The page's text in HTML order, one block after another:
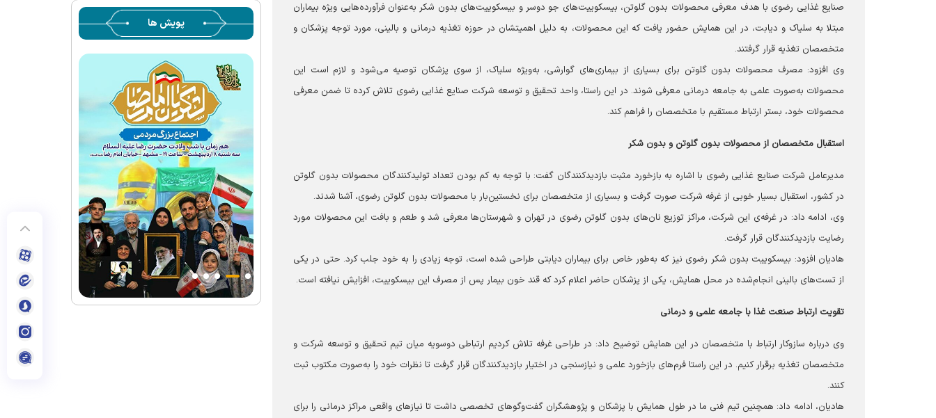
صنایع غذایی رضوی با هدف معرفی محصولات بدون گلوتن، بیسکوییت‌های جو دوسر و بیسکوییت‌های بدون شکر به‌عنوان فرآورده‌هایی ویژه بیماران
مبتلا به سلیاک و دیابت، در این همایش حضور یافت که این محصولات، به دلیل اهمیتشان در حوزه تغذیه درمانی و بالینی، مورد توجه پزشکان و
متخصصان تغذیه قرار گرفتند.
وی افزود: مصرف محصولات بدون گلوتن برای بسیاری از بیماری‌های گوارشی، به‌ویژه سلیاک، از سوی پزشکان توصیه می‌شود و لازم است این
محصولات به‌صورت علمی به جامعه درمانی معرفی شوند. در این راستا، واحد تحقیق و توسعه شرکت صنایع غذایی رضوی تلاش کرده تا ضمن معرفی
محصولات خود، بستر ارتباط مستقیم با متخصصان را فراهم کند.
استقبال متخصصان از محصولات بدون گلوتن و بدون شکر
مدیرعامل شرکت صنایع غذایی رضوی با اشاره به بازخورد مثبت بازدیدکنندگان گفت: با توجه به کم بودن تعداد تولیدکنندگان محصولات بدون گلوتن
در کشور، استقبال بسیار خوبی از غرفه شرکت صورت گرفت و بسیاری از متخصصان برای نخستین‌بار با محصولات بدون گلوتن رضوی، آشنا شدند.
وی، ادامه داد: در غرفه‌‌ی این شرکت، مراکز توزیع نان‌های بدون گلوتن رضوی در تهران و شهرستان‌ها معرفی شد و طعم و بافت این محصولات مورد
رضایت بازدیدکنندگان قرار گرفت.
هادیان افزود: بیسکوییت بدون شکر رضوی نیز که به‌طور خاص برای بیماران دیابتی طراحی شده است، توجه زیادی را به خود جلب کرد. حتی در یکی
از تست‌های بالینی انجام‌شده در محل همایش، یکی از پزشکان حاضر اعلام کرد که قند خون بیمار پس از مصرف این بیسکوییت، افزایش نیافته است.
تقویت ارتباط صنعت غذا با جامعه علمی و درمانی
وی درباره سازوکار ارتباط با متخصصان در این همایش توضیح داد: در طراحی غرفه تلاش کردیم ارتباطی دوسویه میان تیم تحقیق و توسعه شرکت و
متخصصان تغذیه برقرار کنیم. در این راستا فرم‌های بازخورد علمی و نیازسنجی در اختیار بازدیدکنندگان قرار گرفت تا نظرات خود را به‌صورت مکتوب ثبت
کنند.
هادیان، ادامه داد: همچنین تیم فنی ما در طول همایش با پزشکان و پژوهشگران گفت‌وگوهای تخصصی داشت تا نیازهای واقعی مراکز درمانی را برای
پویش ها